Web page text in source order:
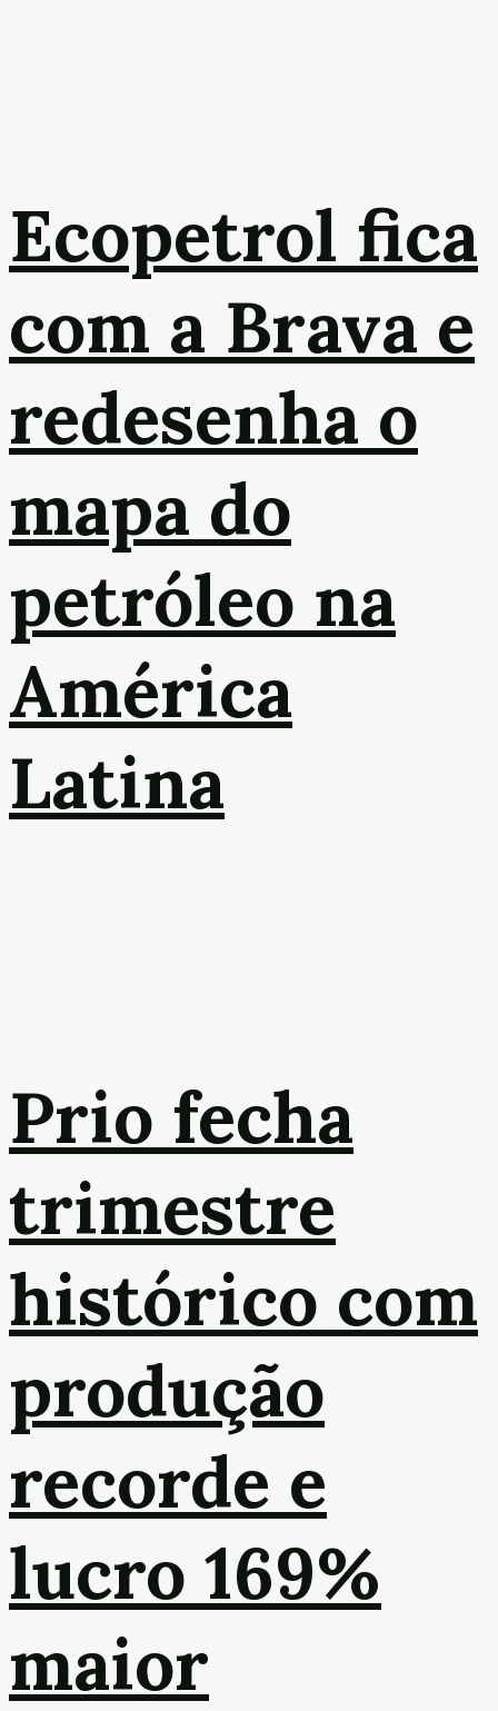
Ecopetrol fica
com a Brava e
redesenha o
mapa do
petróleo na
América
Latina
Prio fecha
trimestre
histórico com
produção
recorde e
lucro 169%
maior